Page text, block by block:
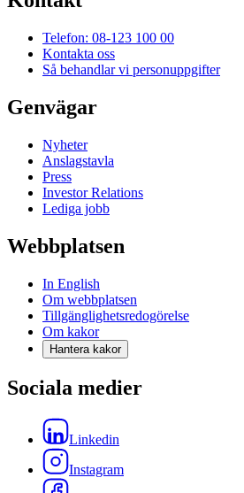
Telefon: 08-123 100 00
Kontakta oss
Så behandlar vi personuppgifter
Genvägar
Nyheter
Anslagstavla
Press
Investor Relations
Lediga jobb
Webbplatsen
In English
Om webbplatsen
Tillgänglighetsredogörelse
Om kakor
Hantera kakor
Sociala medier
Linkedin
Instagram